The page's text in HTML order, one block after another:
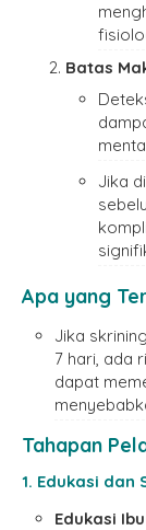
Batas
Jika
Apa yang
Jika
7 hari, ada
dapat
Tahapan
1. Edukasi dan
Edukasi